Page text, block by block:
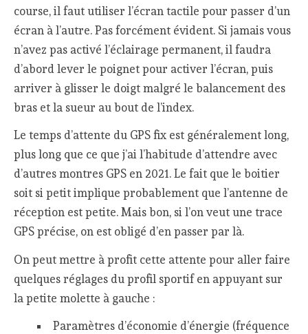
course, il faut utiliser l’écran tactile pour passer d’un
écran à l’autre. Pas forcément évident. Si jamais vous
n’avez pas activé l’éclairage permanent, il faudra
d’abord lever le poignet pour activer l’écran, puis
arriver à glisser le doigt malgré le balancement des
bras et la sueur au bout de l’index.
Le temps d’attente du GPS fix est généralement long,
plus long que ce que j’ai l’habitude d’attendre avec
d’autres montres GPS en 2021. Le fait que le boitier
soit si petit implique probablement que l’antenne de
réception est petite. Mais bon, si l’on veut une trace
GPS précise, on est obligé d’en passer par là.
On peut mettre à profit cette attente pour aller faire
quelques réglages du profil sportif en appuyant sur
la petite molette à gauche :
Paramètres d’économie d’énergie (fréquence